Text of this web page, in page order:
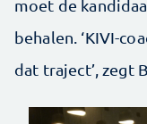
moet de
behalen. ‘KIVI-
dat traject’, zegt